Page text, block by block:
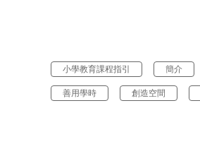
小學教育課程指引 簡介
善用學時 創造空間